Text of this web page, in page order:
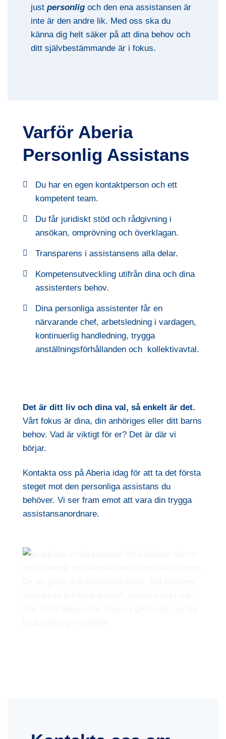
justpersonligoch den ena assistansen är
inte är den andre lik. Med oss ska du
känna dig helt säker på att dina behov och
ditt självbestämmande är i fokus.
Varför Aberia
Personlig Assistans
Du har en egen kontaktperson och ett
kompetent team.
Du får juridiskt stöd och rådgivning i
ansökan, omprövning och överklagan.
Transparens i assistansens alla delar.
Kompetensutveckling utifrån dina och dina
assistenters behov.
Dina personliga assistenter får en
närvarande chef, arbetsledning i vardagen,
kontinuerlig handledning, trygga
anställningsförhållanden och kollektivavtal.
Det är ditt liv och dina val, så enkelt är det.
Vårt fokus är dina, din anhöriges eller ditt barns
behov. Vad är viktigt för er? Det är där vi
börjar.
Kontakta oss på Aberia idag för att ta det första
steget mot den personliga assistans du
behöver. Vi ser fram emot att vara din trygga
assistansanordnare.